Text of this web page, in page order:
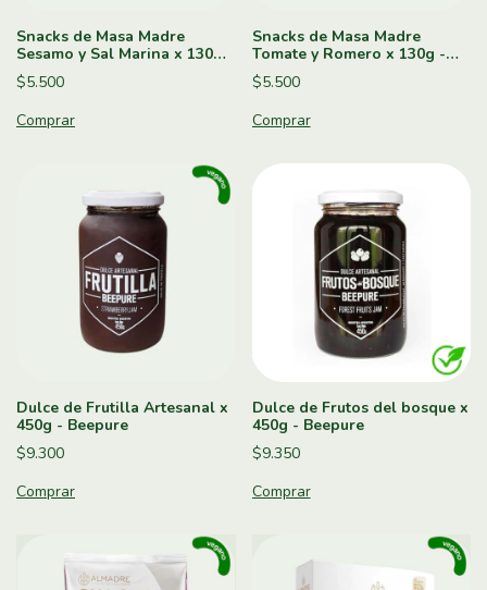
Snacks de Masa Madre
Sesamo y Sal Marina x 130g -
Almadre
$5.500
Snacks de Masa Madre
Tomate y Romero x 130g -
Almadre
$5.500
Dulce de Frutilla Artesanal x
450g - Beepure
$9.300
Dulce de Frutos del bosque x
450g - Beepure
$9.350